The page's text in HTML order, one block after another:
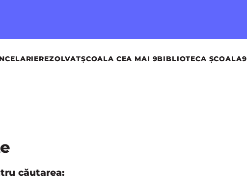
REZOLVATȘCOALA CEA MAI 9BIBLIOTECA ȘCOALA9
căutarea: